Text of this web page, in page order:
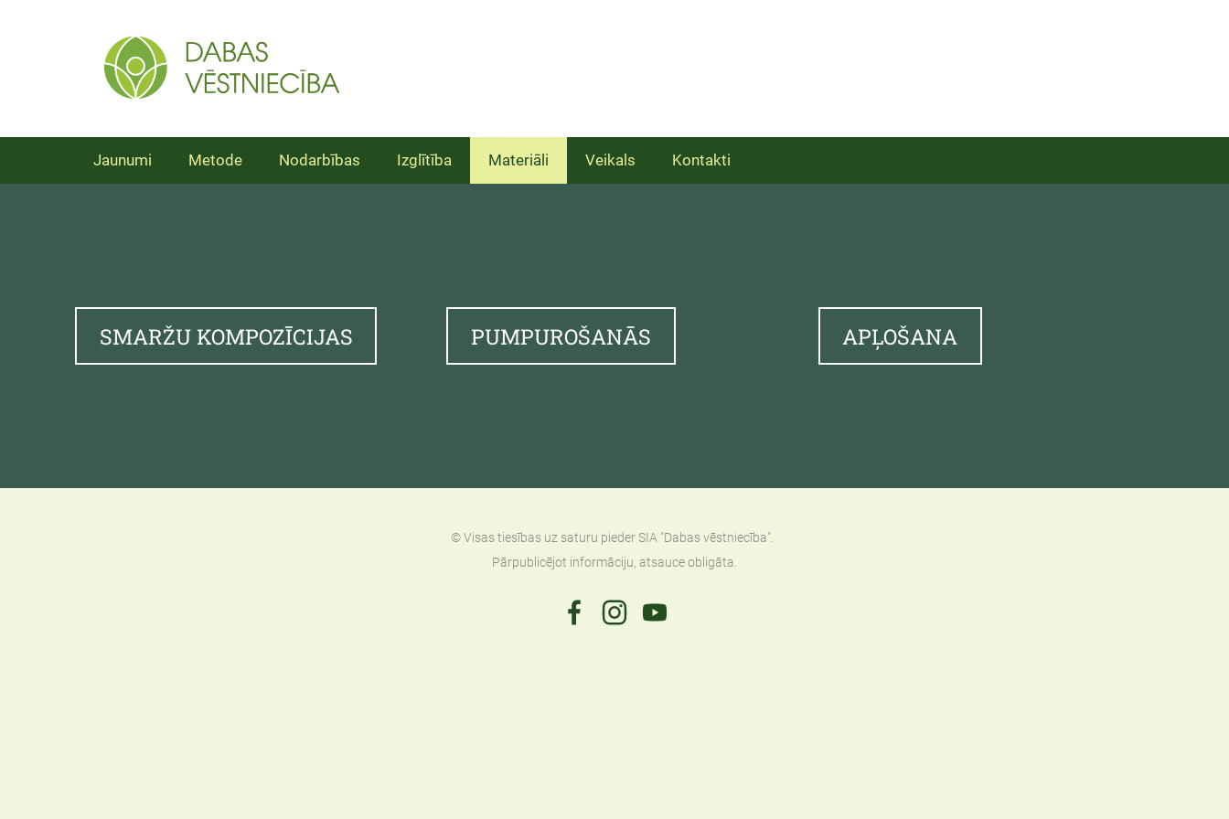
Jaunumi Metode Nodarbības Izglītība Materiāli Veikals Kontakti
SMARŽU KOMPOZĪCIJAS PUMPUROŠANĀS APĻOŠANA
© Visas tiesības uz saturu pieder SIA "Dabas vēstniecība".
Pārpublicējot informāciju, atsauce obligāta.